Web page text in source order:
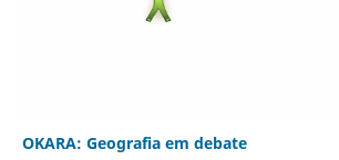
OKARA: Geografia em debate